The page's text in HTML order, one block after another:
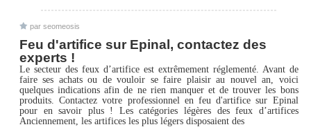
par seomeosis
Feu d'artifice sur Epinal, contactez des
experts !
Le secteur des feux d’artifice est extrêmement réglementé. Avant de
faire ses achats ou de vouloir se faire plaisir au nouvel an, voici
quelques indications afin de ne rien manquer et de trouver les bons
produits. Contactez votre professionnel en feu d'artifice sur Epinal
pour en savoir plus ! Les catégories légères des feux d’artifices
Anciennement, les artifices les plus légers disposaient des